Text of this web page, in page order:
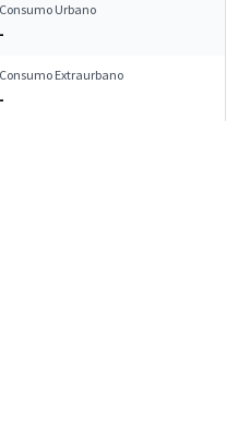
Consumo Urbano
-
Consumo Extraurbano
-